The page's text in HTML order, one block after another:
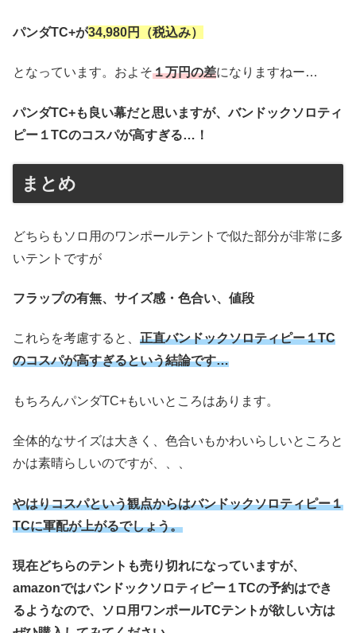
パンダTC+が34,980円（税込み）
となっています。およそ１万円の差になりますねー…
パンダTC+も良い幕だと思いますが、バンドックソロティ
ピー１TCのコスパが高すぎる…！
まとめ
どちらもソロ用のワンポールテントで似た部分が非常に多
いテントですが
フラップの有無、サイズ感・色合い、値段
これらを考慮すると、 正直バンドックソロティピー１TC
のコスパが高すぎるという結論です…
もちろんパンダTC+もいいところはあります。
全体的なサイズは大きく、色合いもかわいらしいところと
かは素晴らしいのですが、、、
やはりコスパという観点からはバンドックソロティピー１
TCに軍配が上がるでしょう。
現在どちらのテントも売り切れになっていますが、
amazonではバンドックソロティピー１TCの予約はでき
るようなので、ソロ用ワンポールTCテントが欲しい方は